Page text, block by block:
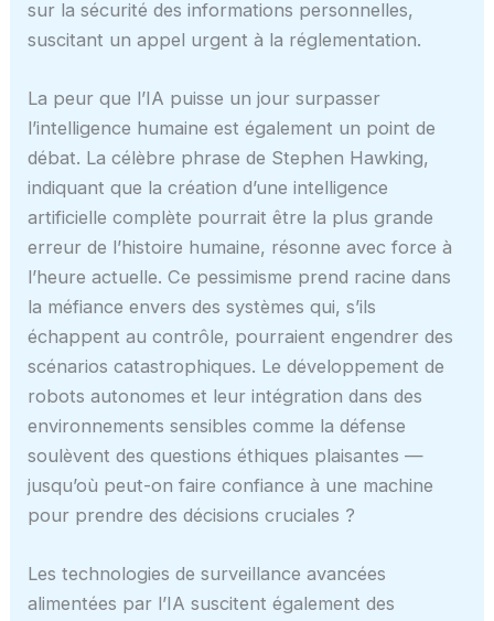
sur la sécurité des informations personnelles,
suscitant un appel urgent à la réglementation.
La peur que l’IA puisse un jour surpasser
l’intelligence humaine est également un point de
débat. La célèbre phrase de Stephen Hawking,
indiquant que la création d’une intelligence
artificielle complète pourrait être la plus grande
erreur de l’histoire humaine, résonne avec force à
l’heure actuelle. Ce pessimisme prend racine dans
la méfiance envers des systèmes qui, s’ils
échappent au contrôle, pourraient engendrer des
scénarios catastrophiques. Le développement de
robots autonomes et leur intégration dans des
environnements sensibles comme la défense
soulèvent des questions éthiques plaisantes —
jusqu’où peut-on faire confiance à une machine
pour prendre des décisions cruciales ?
Les technologies de surveillance avancées
alimentées par l’IA suscitent également des